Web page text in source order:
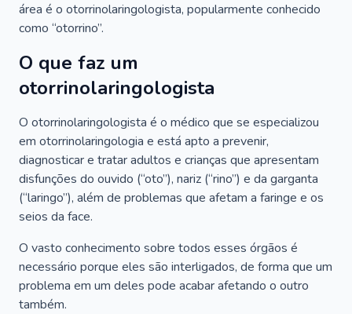
área é o otorrinolaringologista, popularmente conhecido
como “otorrino”.
O que faz um
otorrinolaringologista
O otorrinolaringologista é o médico que se especializou
em otorrinolaringologia e está apto a prevenir,
diagnosticar e tratar adultos e crianças que apresentam
disfunções do ouvido (“oto”), nariz (“rino”) e da garganta
(“laringo”), além de problemas que afetam a faringe e os
seios da face.
O vasto conhecimento sobre todos esses órgãos é
necessário porque eles são interligados, de forma que um
problema em um deles pode acabar afetando o outro
também.